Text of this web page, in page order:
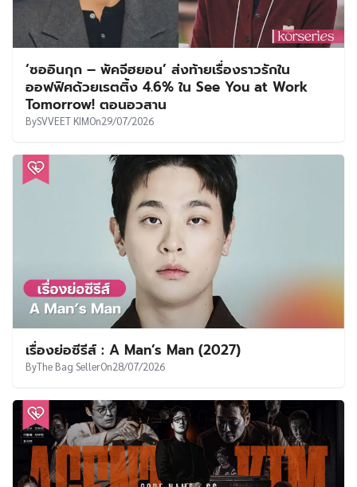
‘ซออินกุก – พัคจีฮยอน’ ส่งท้ายเรื่องราวรักใน
ออฟฟิศด้วยเรตติ้ง 4.6% ใน See You at Work
Tomorrow! ตอนอวสาน
BySVVEET KIMOn29/07/2026
เรื่องย่อซีรีส์ : A Man’s Man (2027)
ByThe Bag SellerOn28/07/2026